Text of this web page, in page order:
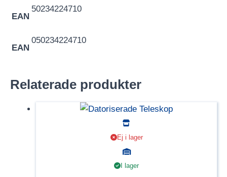
EAN
50234224710
EAN
050234224710
Relaterade produkter
Ej i lager
I lager